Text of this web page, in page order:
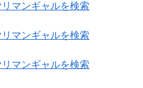
マンギャルを検索
マンギャルを検索
マンギャルを検索